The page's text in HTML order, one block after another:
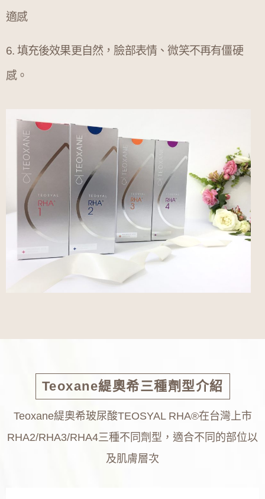
適感
6. 填充後效果更自然，臉部表情、微笑不再有僵硬
感。
Teoxane緹奧希三種劑型介紹
Teoxane緹奧希玻尿酸TEOSYAL RHA®在台灣上市
RHA2/RHA3/RHA4三種不同劑型，適合不同的部位以
及肌膚層次